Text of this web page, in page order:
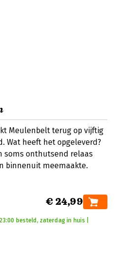
Meulenbelt terug op vijftig
Wat heeft het opgeleverd?
soms onthutsend relaas
binnenuit meemaakte.
€ 24,99
besteld, zaterdag in huis |